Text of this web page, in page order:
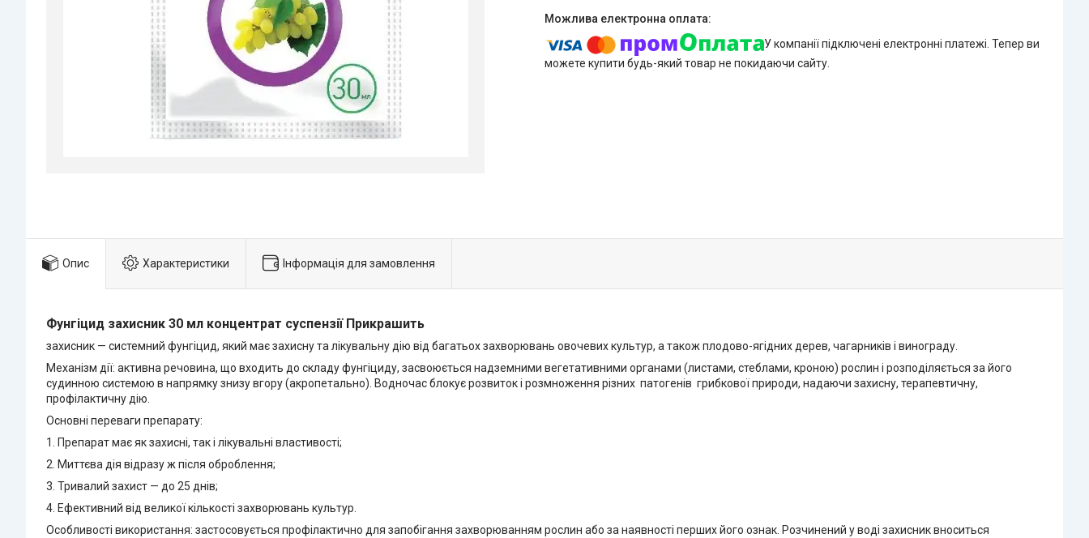
У компанії підключені електронні платежі. Тепер ви
можете купити будь-який товар не покидаючи сайту.
Опис Характеристики Інформація для замовлення
Фунгіцид захисник 30 мл концентрат суспензії Прикрашить
захисник — системний фунгіцид, який має захисну та лікувальну дію від багатьох захворювань овочевих культур, а також плодово-ягідних дерев, чагарників і винограду.
Механізм дії: активна речовина, що входить до складу фунгіциду, засвоюється надземними вегетативними органами (листами, стеблами, кроною) рослин і розподіляється за його
судинною системою в напрямку знизу вгору (акропетально). Водночас блокує розвиток і розмноження різних патогенів грибкової природи, надаючи захисну, терапевтичну,
профілактичну дію.
Основні переваги препарату:
1. Препарат має як захисні, так і лікувальні властивості;
2. Миттєва дія відразу ж після оброблення;
3. Тривалий захист — до 25 днів;
4. Ефективний від великої кількості захворювань культур.
Особливості використання: застосовується профілактично для запобігання захворюванням рослин або за наявності перших його ознак. Розчинений у воді захисник вноситься